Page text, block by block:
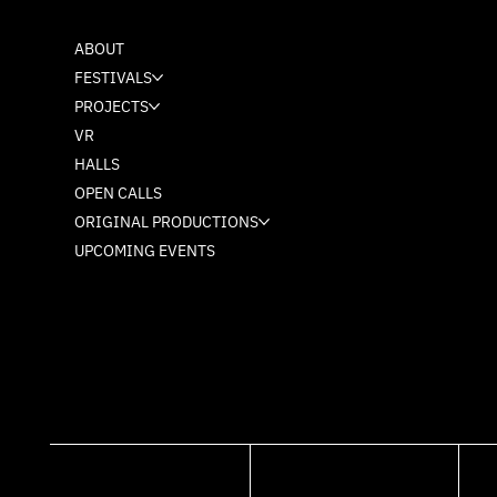
ABOUT
FESTIVALS
PROJECTS
VR
HALLS
OPEN CALLS
ORIGINAL PRODUCTIONS
UPCOMING EVENTS